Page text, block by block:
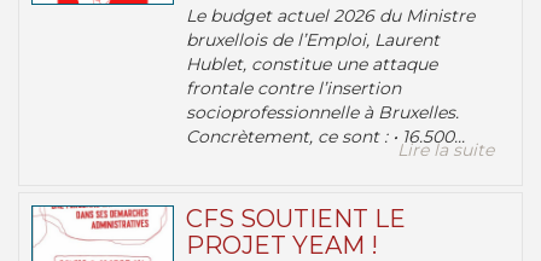
Le budget actuel 2026 du Ministre
bruxellois de l’Emploi, Laurent
Hublet, constitue une attaque
frontale contre l’insertion
socioprofessionnelle à Bruxelles.
Concrètement, ce sont : • 16.500...
Lire la suite
CFS SOUTIENT LE
PROJET YEAM !